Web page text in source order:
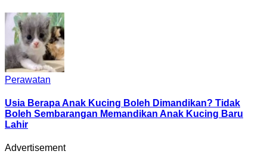
Perawatan
Usia Berapa Anak Kucing Boleh Dimandikan? Tidak
Boleh Sembarangan Memandikan Anak Kucing Baru
Lahir
Advertisement